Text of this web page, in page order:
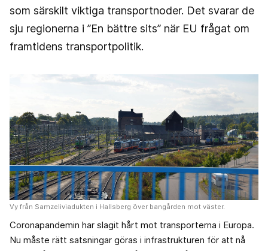
som särskilt viktiga transportnoder. Det svarar de
sju regionerna i ”En bättre sits” när EU frågat om
framtidens transportpolitik.
Vy från Samzeliviadukten i Hallsberg över bangården mot väster.
Coronapandemin har slagit hårt mot transporterna i Europa.
Nu måste rätt satsningar göras i infrastrukturen för att nå